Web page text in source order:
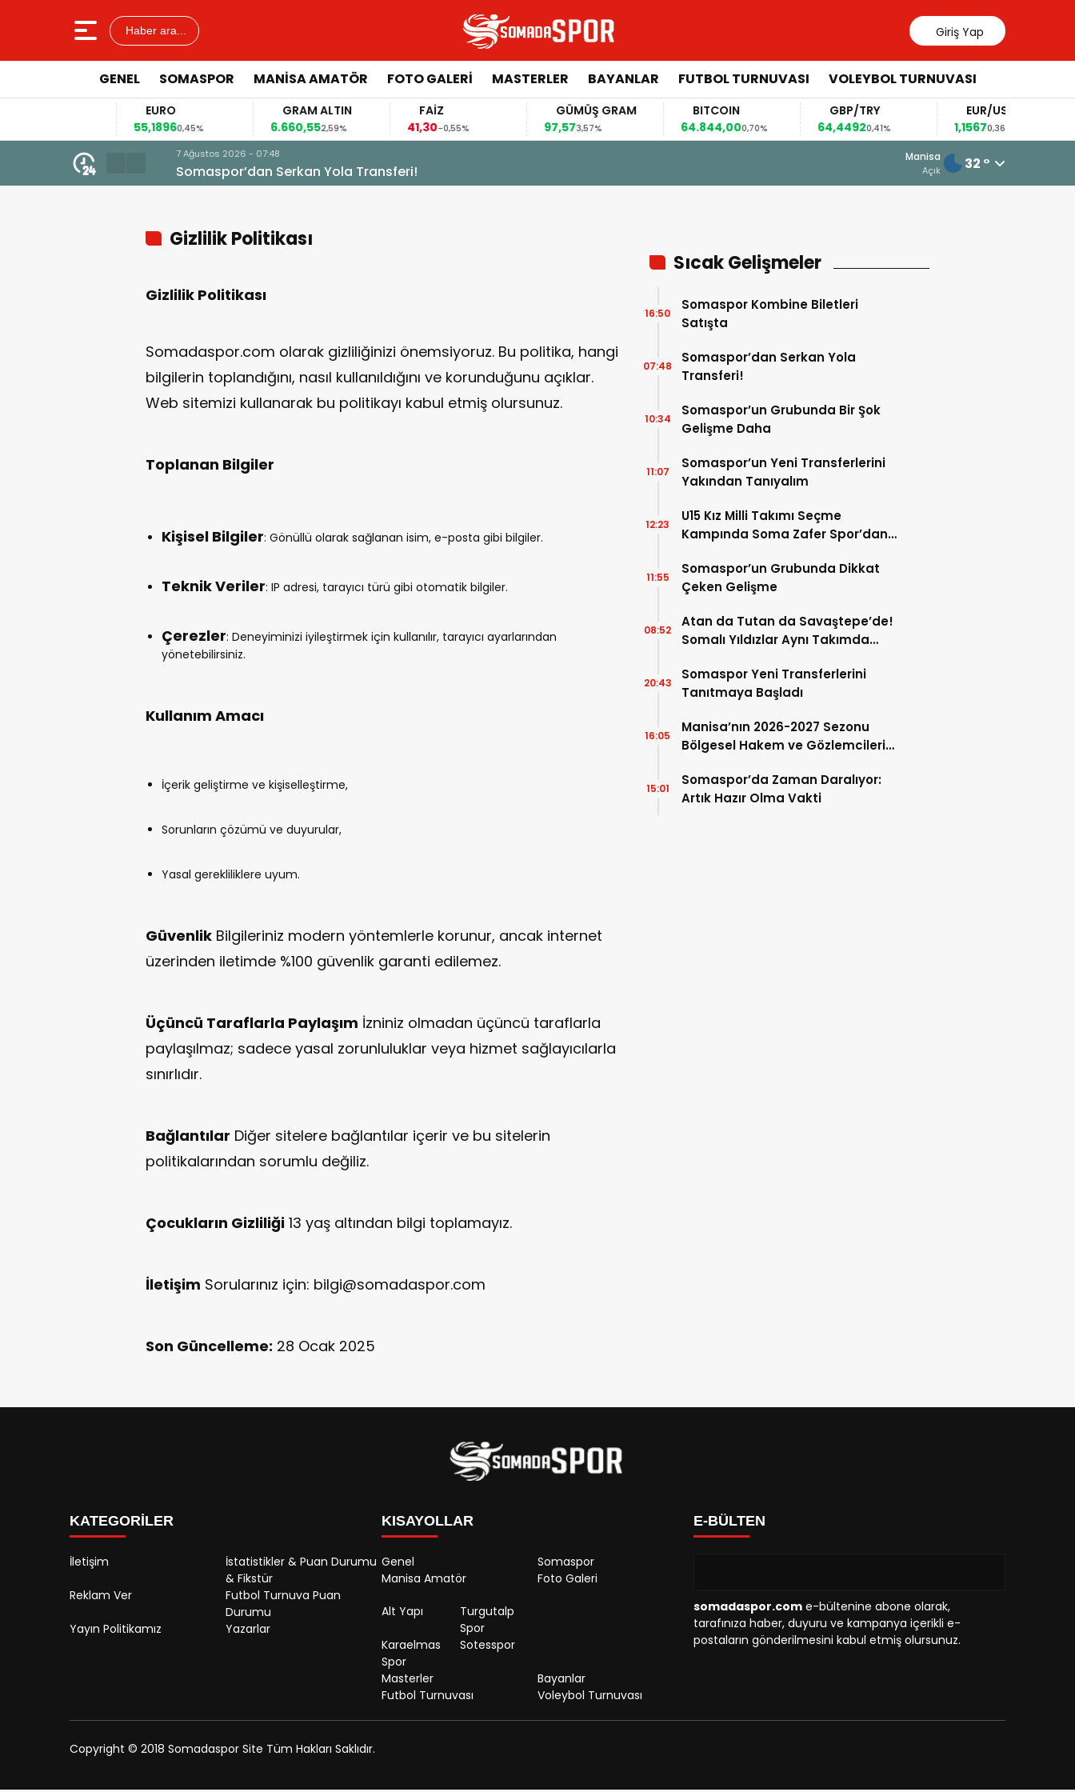
Haber ara... Giriş Yap
GENEL SOMASPOR MANISA AMATÖR FOTO GALERI MASTERLER BAYANLAR FUTBOL TURNUVASI VOLEYBOL TURNUVASI
EURO
55,18960,45%
GRAM ALTIN
6.660,552,59%
FAİZ
41,30
-0,55%
GÜMÜŞ GRAM
97,57
3,57%
BITCOIN
64.844,000,70%
GBP/TRY
64,44920,41%
EUR/USD
1,1567
0,36%
7 Ağustos 2026 - 07:48
Somaspor’dan Serkan Yola Transferi!
5 Ağustos 2026 - 10:34
Somaspor’un Grubunda Bir Şok
Manisa
Açık 32 °
Gizlilik Politikası
Gizlilik Politikası
Somadaspor.com olarak gizliliğinizi önemsiyoruz. Bu politika, hangi
bilgilerin toplandığını, nasıl kullanıldığını ve korunduğunu açıklar.
Web sitemizi kullanarak bu politikayı kabul etmiş olursunuz.
Toplanan Bilgiler
Kişisel Bilgiler: Gönüllü olarak sağlanan isim, e-posta gibi bilgiler.
Teknik Veriler: IP adresi, tarayıcı türü gibi otomatik bilgiler.
Çerezler: Deneyiminizi iyileştirmek için kullanılır, tarayıcı ayarlarından
yönetebilirsiniz.
Kullanım Amacı
İçerik geliştirme ve kişiselleştirme,
Sorunların çözümü ve duyurular,
Yasal gerekliliklere uyum.
Güvenlik Bilgileriniz modern yöntemlerle korunur, ancak internet
üzerinden iletimde %100 güvenlik garanti edilemez.
Üçüncü Taraflarla Paylaşım İzniniz olmadan üçüncü taraflarla
paylaşılmaz; sadece yasal zorunluluklar veya hizmet sağlayıcılarla
sınırlıdır.
Bağlantılar Diğer sitelere bağlantılar içerir ve bu sitelerin
politikalarından sorumlu değiliz.
Çocukların Gizliliği 13 yaş altından bilgi toplamayız.
İletişim Sorularınız için: bilgi@somadaspor.com
Son Güncelleme: 28 Ocak 2025
Sıcak Gelişmeler
Somaspor Kombine Biletleri
Satışta
16:50
Somaspor’dan Serkan Yola
Transferi!
07:48
Somaspor’un Grubunda Bir Şok
Gelişme Daha
10:34
Somaspor’un Yeni Transferlerini
Yakından Tanıyalım
11:07
U15 Kız Milli Takımı Seçme
Kampında Soma Zafer Spor’dan
12:23
Somaspor’un Grubunda Dikkat
Çeken Gelişme
11:55
Atan da Tutan da Savaştepe’de!
Somalı Yıldızlar Aynı Takımda
08:52
Somaspor Yeni Transferlerini
Tanıtmaya Başladı
20:43
Manisa’nın 2026-2027 Sezonu
Bölgesel Hakem ve Gözlemcileri
16:05
Somaspor’da Zaman Daralıyor:
Artık Hazır Olma Vakti
15:01
KATEGORİLER
İletişim
İstatistikler & Puan Durumu
& Fikstür
Reklam Ver
Futbol Turnuva Puan
Durumu
Yayın Politikamız
Yazarlar
KISAYOLLAR
Genel
Somaspor
Manisa Amatör
Alt Yapı
Turgutalp
Spor
Karaelmas
Spor
Sotesspor
Foto Galeri
Masterler
Bayanlar
Futbol Turnuvası
Voleybol Turnuvası
E-BÜLTEN
somadaspor.com e-bültenine abone olarak,
tarafınıza haber, duyuru ve kampanya içerikli e-
postaların gönderilmesini kabul etmiş olursunuz.
Copyright © 2018 Somadaspor Site Tüm Hakları Saklıdır.